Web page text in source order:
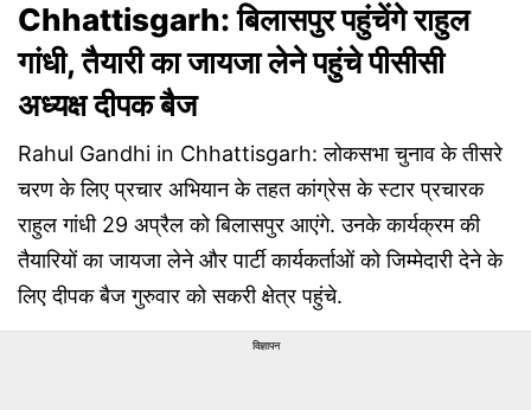
Chhattisgarh: बिलासपुर पहुंचेंगे राहुल
गांधी, तैयारी का जायजा लेने पहुंचे पीसीसी
अध्यक्ष दीपक बैज
Rahul Gandhi in Chhattisgarh: लोकसभा चुनाव के तीसरे
चरण के लिए प्रचार अभियान के तहत कांग्रेस के स्टार प्रचारक
राहुल गांधी 29 अप्रैल को बिलासपुर आएंगे. उनके कार्यक्रम की
तैयारियों का जायजा लेने और पार्टी कार्यकर्ताओं को जिम्मेदारी देने के
लिए दीपक बैज गुरुवार को सकरी क्षेत्र पहुंचे.
विज्ञापन